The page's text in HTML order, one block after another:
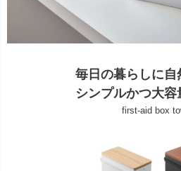
毎日の暮らしに自
シンプルかつ大容
first-aid box